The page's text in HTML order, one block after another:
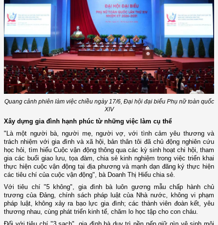
Quang cảnh phiên làm việc chiều ngày 17/6, Đại hội đại biểu Phụ nữ toàn quốc
XIV
Xây dựng gia đình hạnh phúc từ những việc làm cụ thể
"Là một người bà, người mẹ, người vợ, với tình cảm yêu thương và
trách nhiệm với gia đình và xã hội, bản thân tôi đã chủ động nghiên cứu
học hỏi, tìm hiểu Cuộc vận động thông qua các kỳ sinh hoạt chi hội, tham
gia các buổi giao lưu, tọa đàm, chia sẻ kinh nghiệm trong việc triển khai
thực hiện cuộc vận động tại địa phương và mạnh dạn đăng ký thực hiện
các tiêu chí của cuộc vận động", bà Doanh Thị Hiếu chia sẻ.
Với tiêu chí "5 không", gia đình bà luôn gương mẫu chấp hành chủ
trương của Đảng, chính sách pháp luật của Nhà nước, không vi phạm
pháp luật, không xảy ra bạo lực gia đình; các thành viên đoàn kết, yêu
thương nhau, cùng phát triển kinh tế, chăm lo học tập cho con cháu.